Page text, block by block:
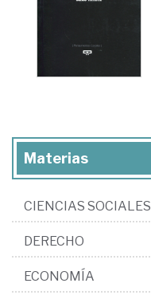
Materias
CIENCIAS SOCIALES
DERECHO
ECONOMÍA